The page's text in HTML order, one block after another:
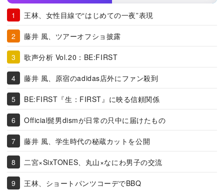
王林、女性目線で“はじめての一夜”表現
藤井 風、ツアーオフショ披露
歌声分析 Vol.20：BE:FIRST
藤井 風、原宿のadidas店外にファン殺到
BE:FIRST『生：FIRST』に映る信頼関係
Official髭男dismが日常の只中に届けたもの
藤井 風、学生時代の秘蔵カットを公開
二宮×SixTONES、丸山×なにわ男子の交流
王林、ショートパンツコーデでBBQ